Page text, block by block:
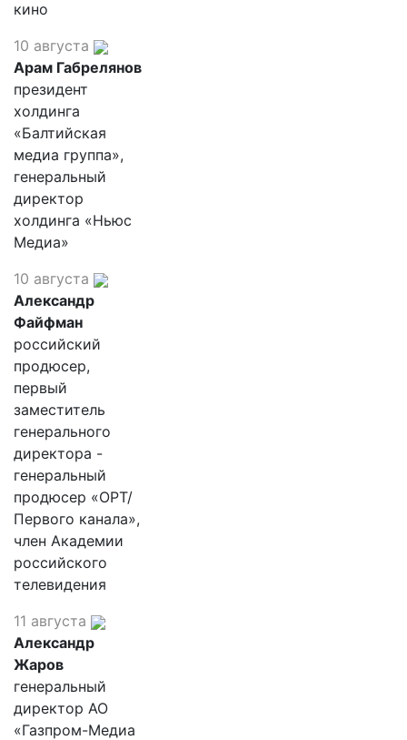
кино
10 августа
Арам Габрелянов
президент
холдинга
«Балтийская
медиа группа»,
генеральный
директор
холдинга «Ньюс
Медиа»
10 августа
Александр
Файфман
российский
продюсер,
первый
заместитель
генерального
директора -
генеральный
продюсер «ОРТ/
Первого канала»,
член Академии
российского
телевидения
11 августа
Александр
Жаров
генеральный
директор АО
«Газпром-Медиа